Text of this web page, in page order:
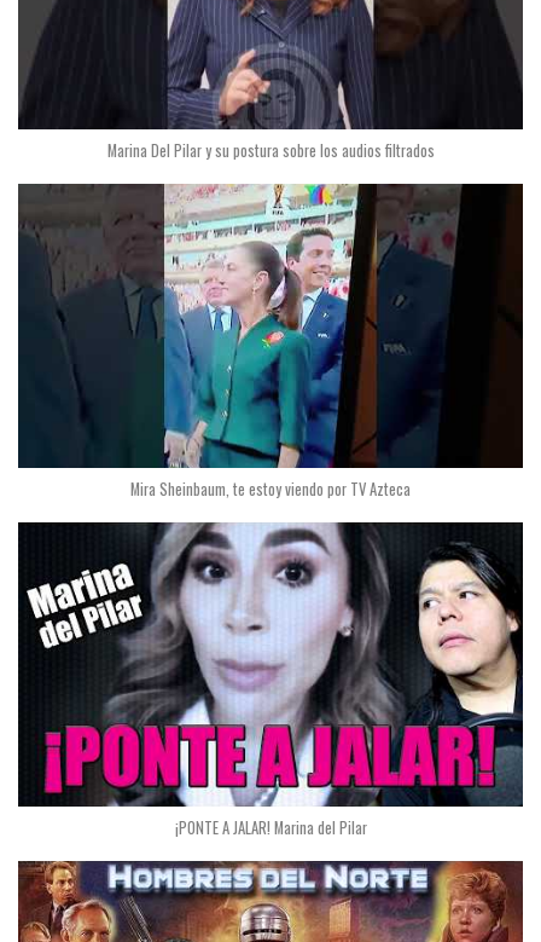
Marina Del Pilar y su postura sobre los audios filtrados
Mira Sheinbaum, te estoy viendo por TV Azteca
¡PONTE A JALAR! Marina del Pilar